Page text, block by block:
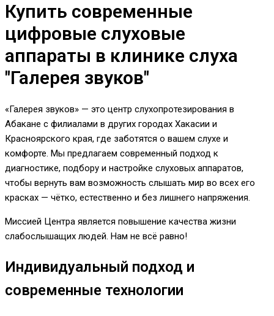
Купить современные
цифровые слуховые
аппараты в клинике слуха
"Галерея звуков"
«Галерея звуков» — это центр слухопротезирования в
Абакане с филиалами в других городах Хакасии и
Красноярского края, где заботятся о вашем слухе и
комфорте. Мы предлагаем современный подход к
диагностике, подбору и настройке слуховых аппаратов,
чтобы вернуть вам возможность слышать мир во всех его
красках — чётко, естественно и без лишнего напряжения.
Миссией Центра является повышение качества жизни
слабослышащих людей. Нам не всё равно!
Индивидуальный подход и
современные технологии